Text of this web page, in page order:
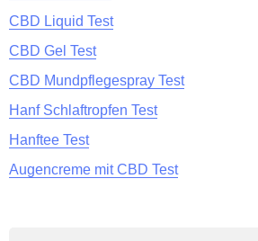
CBD Liquid Test
CBD Gel Test
CBD Mundpflegespray Test
Hanf Schlaftropfen Test
Hanftee Test
Augencreme mit CBD Test